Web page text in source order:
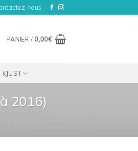
nous
PANIER / 0,00€
KJUST
2016)